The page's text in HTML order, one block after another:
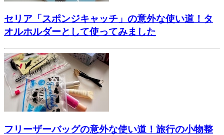
セリア「スポンジキャッチ」の意外な使い道！タ
オルホルダーとして使ってみました
フリーザーバッグの意外な使い道！旅行の小物整